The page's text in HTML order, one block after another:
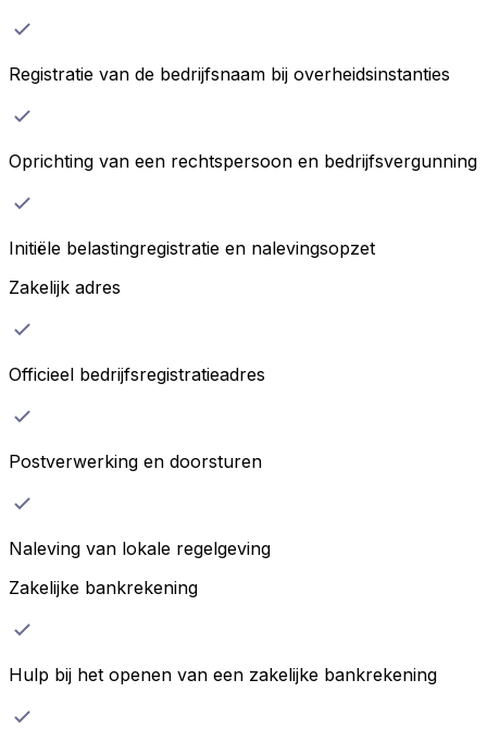
Registratie van de bedrijfsnaam bij overheidsinstanties
Oprichting van een rechtspersoon en bedrijfsvergunning
Initiële belastingregistratie en nalevingsopzet
Zakelijk adres
Officieel bedrijfsregistratieadres
Postverwerking en doorsturen
Naleving van lokale regelgeving
Zakelijke bankrekening
Hulp bij het openen van een zakelijke bankrekening